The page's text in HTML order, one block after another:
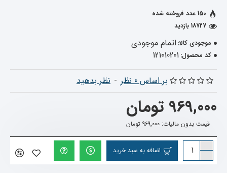
موجودی کالا: اتمام موجودی
کد محصول: 121010201
150 عدد فروخته شده
18727 بازدید
بر اساس 0 نظر - نظر بدهید
969,000 تومان
قیمت بدون مالیات: 969,000 تومان
اضافه به سبد خرید